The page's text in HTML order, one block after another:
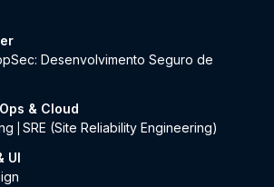
Desenvolvimento Seguro de
& Cloud
SRE (Site Reliability Engineering)
UI